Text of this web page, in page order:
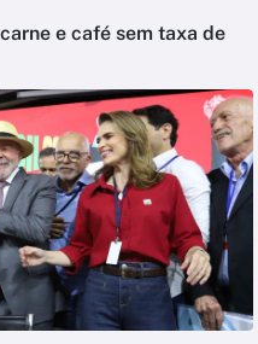
e café sem taxa de